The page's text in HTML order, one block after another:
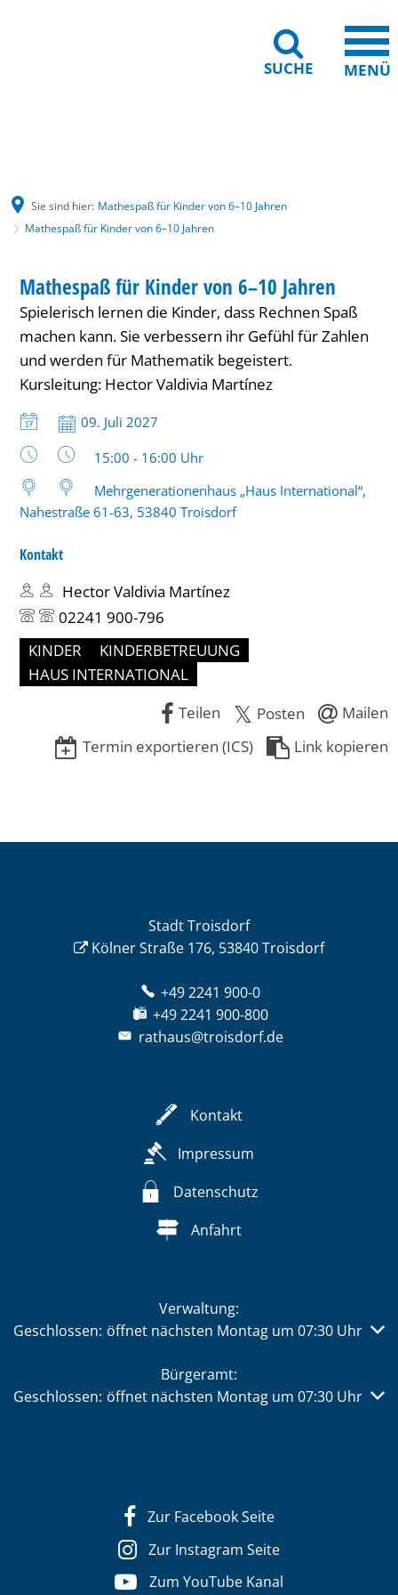
SUCHE MENÜ
Sie sind hier: Mathespaß für Kinder von 6–10 Jahren
Mathespaß für Kinder von 6–10 Jahren
für
Kinder
von
Jahren
KATEGORIE: KINDER
Mathespaß für Kinder von 6–10 Jahren
Spielerisch lernen die Kinder, dass Rechnen Spaß
machen kann. Sie verbessern ihr Gefühl für Zahlen
und werden für Mathematik begeistert.
Kursleitung: Hector Valdivia Martínez
Datum:
09. Juli 2027
Uhrzeit:
15:00 - 16:00 Uhr
Mehrgenerationenhaus „Haus International“,
Nahestraße 61-63, 53840 Troisdorf
Kontakt
Hector Valdivia Martínez
02241 900-796
KINDER
KINDERBETREUUNG
HAUS INTERNATIONAL
Teilen
Posten
Mailen
Termin exportieren (ICS)
Link kopieren
Stadt Troisdorf
Kölner Straße 176, 53840 Troisdorf
+49 2241 900-0
+49 2241 900-800
rathaus@troisdorf.de
Kontakt
Impressum
Datenschutz
Anfahrt
Verwaltung:
Klicken, um weitere Öffnungs- oder Schließzeiten
Geschlossen: öffnet nächsten Montag um 07:30 Uhr
Bürgeramt:
Klicken, um weitere Öffnungs- oder Schließzeiten
Geschlossen: öffnet nächsten Montag um 07:30 Uhr
Zur Facebook Seite
Zur Instagram Seite
Zum YouTube Kanal